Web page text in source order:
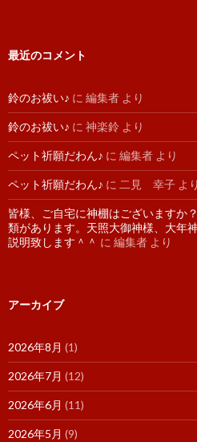
最近のコメント
鈴のお祓い♪ に 編集者 より
鈴のお祓い♪ に 神楽鈴 より
ペット祈願だわん♪ に 編集者 より
ペット祈願だわん♪ に 二見 幸子 より
皆様、ご自宅に神棚はございますか
類があります。天照大御神様、大年
説明致します＾＾ に 編集者 より
アーカイブ
2026年8月 (1)
2026年7月 (12)
2026年6月 (11)
2026年5月 (9)